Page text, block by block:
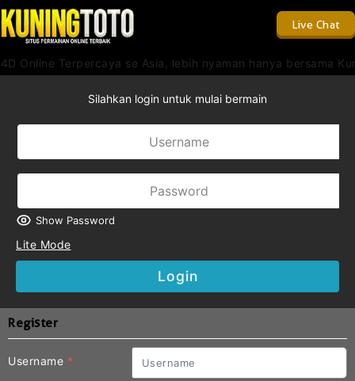
Live Chat
Online Terpercaya se Asia, lebih nyaman hanya bersama
Silahkan login untuk mulai bermain
Show Password
Lite Mode
Login
Register
Username *